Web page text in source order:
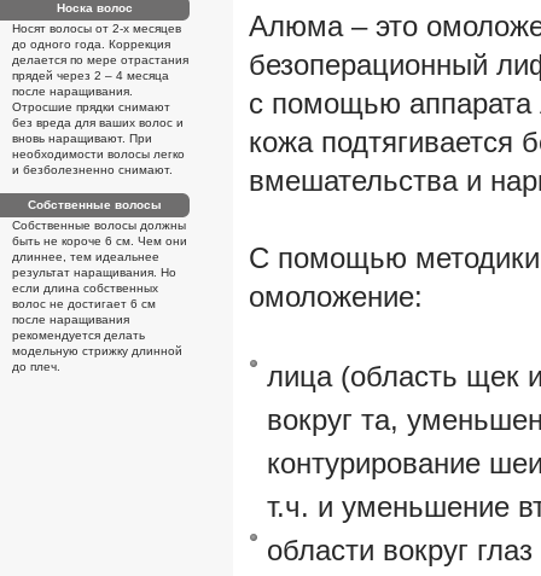
Носка волос
Носят волосы от 2-х месяцев
до одного года. Коррекция
делается по мере отрастания
прядей через 2 – 4 месяца
после наращивания.
Отросшие прядки снимают
без вреда для ваших волос и
вновь наращивают. При
необходимости волосы легко
и безболезненно снимают.
Собственные волосы
Собственные волосы должны
быть не короче 6 см. Чем они
длиннее, тем идеальнее
результат наращивания. Но
если длина собственных
волос не достигает 6 см
после наращивания
рекомендуется делать
модельную стрижку длинной
до плеч.
Алюма – это
безоперационный
с помощью
кожа подтягивается
вмешательства и
С помощью
омоложение:
лица (область щек
вокруг та,
контурирование
т.ч. и уменьшение
области вокруг